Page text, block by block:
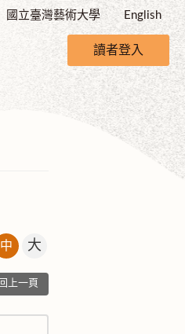
國立臺灣藝術大學 English
讀者登入
中 大
回上一頁